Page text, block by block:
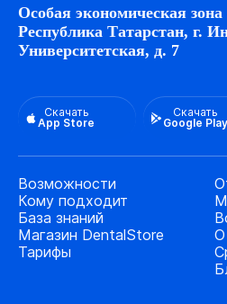
Особая экономическая
Республика Татарстан, г.
Университетская, д. 7
Скачать
App Store
Скачать
Google Play
Возможности
Кому подходит
База знаний
Магазин DentalStore
Тарифы
О